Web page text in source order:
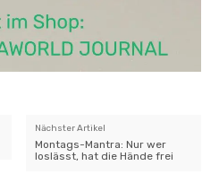
Nächster Artikel
Montags-Mantra: Nur wer
loslässt, hat die Hände frei